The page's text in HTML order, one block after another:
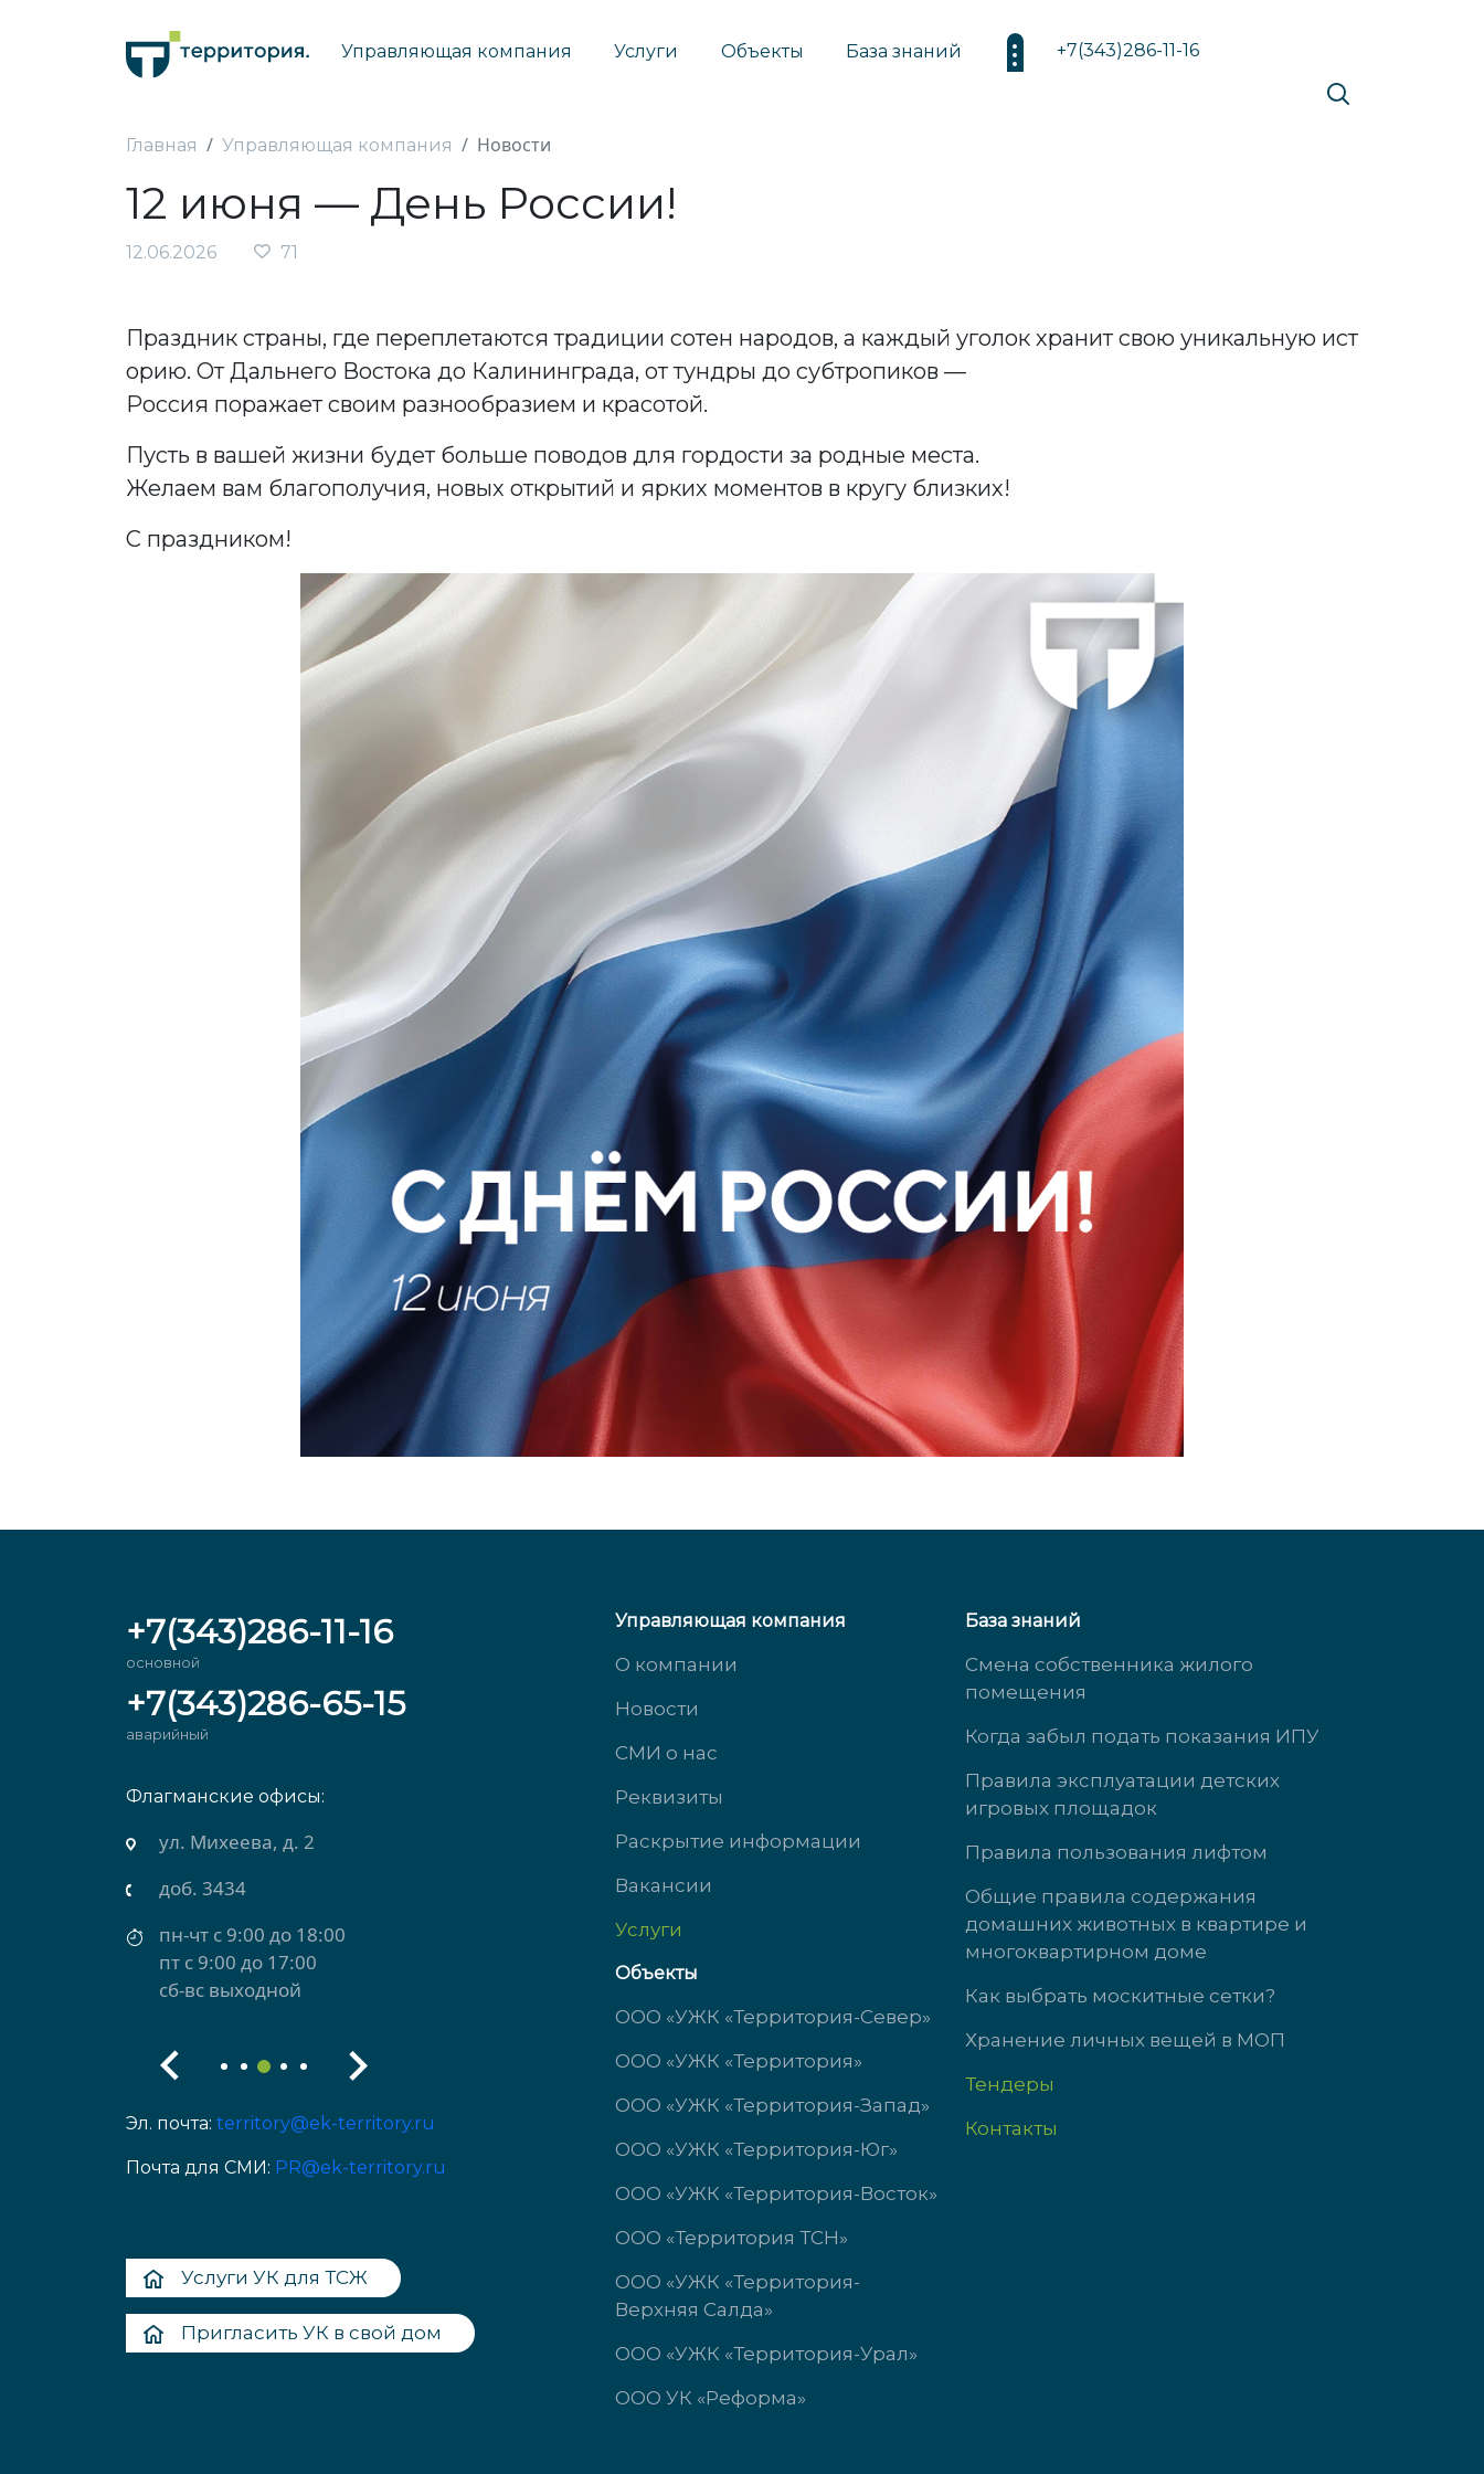
+7(343)286-11-16
Управляющая компания Услуги Объекты База знаний
Главная Управляющая компания Новости
12 июня — День России!
12.06.2026 71
Праздник страны, где переплетаются традиции сотен народов, а каждый уголок хранит свою уникальную ист
орию. От Дальнего Востока до Калининграда, от тундры до субтропиков —
Россия поражает своим разнообразием и красотой.
Пусть в вашей жизни будет больше поводов для гордости за родные места.
Желаем вам благополучия, новых открытий и ярких моментов в кругу близких!
С праздником!
+7(343)286-11-16
основной
+7(343)286-65-15
аварийный
Флагманские офисы:
ул. Михеева, д. 2
доб. 3434
пн-чт с 9:00 до 18:00
пт с 9:00 до 17:00
сб-вс выходной
ул. Южногорская, д. 11
доб. 3323
пн-чт с 9:00 до 18:00
пт с 9:00 до 17:00
ул. Кузнецова, д. 21
доб. 3737
Пн-Чт: 09:00-18:00
Пт: 09:00-17:00
Сб-Вс выходной
Эл. почта: territory@ek-territory.ru
Почта для СМИ: PR@ek-territory.ru
Услуги УК для ТСЖ
Пригласить УК в свой дом
Управляющая компания
О компании
Новости
СМИ о нас
Реквизиты
Раскрытие информации
Вакансии
Услуги
Объекты
ООО «УЖК «Территория-Север»
ООО «УЖК «Территория»
ООО «УЖК «Территория-Запад»
ООО «УЖК «Территория-Юг»
ООО «УЖК «Территория-Восток»
ООО «Территория ТСН»
ООО «УЖК «Территория-
Верхняя Салда»
ООО «УЖК «Территория-Урал»
ООО УК «Реформа»
База знаний
Смена собственника жилого
помещения
Когда забыл подать показания ИПУ
Правила эксплуатации детских
игровых площадок
Правила пользования лифтом
Общие правила содержания
домашних животных в квартире и
многоквартирном доме
Как выбрать москитные сетки?
Хранение личных вещей в МОП
Тендеры
Контакты